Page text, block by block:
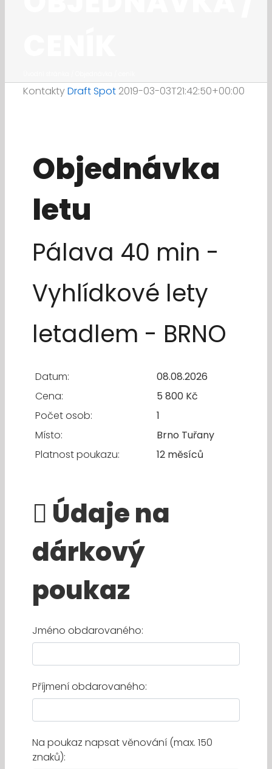
KontaktyDraft Spot 2019-03-03T21:42:50+00:00
Objednávka
letu
Pálava 40 min -
Vyhlídkové lety
letadlem - BRNO
Datum:
08.08.2026
Cena:
5 800 Kč
Počet osob:
1
Místo:
Brno Tuřany
Platnost poukazu:
12 měsíců
Údaje na
dárkový
poukaz
Jméno obdarovaného:
Příjmení obdarovaného:
Na poukaz napsat věnování (max. 150
znaků):